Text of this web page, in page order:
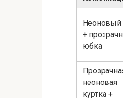
Неоновый
+
юбка
неоновая
куртка +